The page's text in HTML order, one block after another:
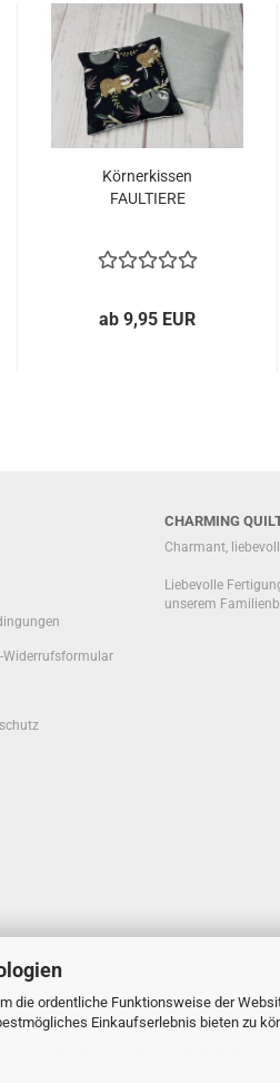
die ordentliche Funktionsweise der
Einkaufserlebnis bieten zu
Körnerkissen
FAULTIERE
ab 9,95 EUR
Widerrufsformular
CHARMING
Charmant,
Liebevolle
unserem